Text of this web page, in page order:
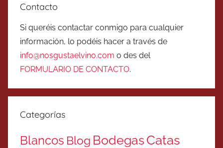
Contacto
Si queréis contactar conmigo para cualquier
información, lo podéis hacer a través de
info@nosgustaelvino.com o des del
FORMULARIO DE CONTACTO.
Categorías
Blancos Blog BodegasCatas